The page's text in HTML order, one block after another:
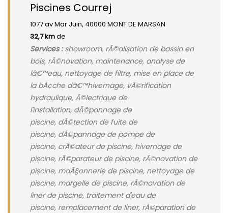
Piscines Courrej
1077 av Mar Juin, 40000 MONT DE MARSAN
32,7 kmde
Services :showroom, rÃ©alisation de bassin en
bois, rÃ©novation, maintenance, analyse de
lâ€™eau, nettoyage de filtre, mise en place de
la bÃ¢che dâ€™hivernage, vÃ©rification
hydraulique, Ã©lectrique de
l'installation, dÃ©pannage de
piscine, dÃ©tection de fuite de
piscine, dÃ©pannage de pompe de
piscine, crÃ©ateur de piscine, hivernage de
piscine, rÃ©parateur de piscine, rÃ©novation de
piscine, maÃ§onnerie de piscine, nettoyage de
piscine, margelle de piscine, rÃ©novation de
liner de piscine, traitement d'eau de
piscine, remplacement de liner, rÃ©paration de